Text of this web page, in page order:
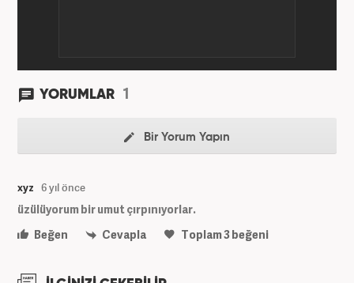
YORUMLAR 1
Bir Yorum Yapın
xyz 6 yıl önce
üzülüyorum bir umut çırpınıyorlar.
Beğen
Cevapla Toplam3beğeni